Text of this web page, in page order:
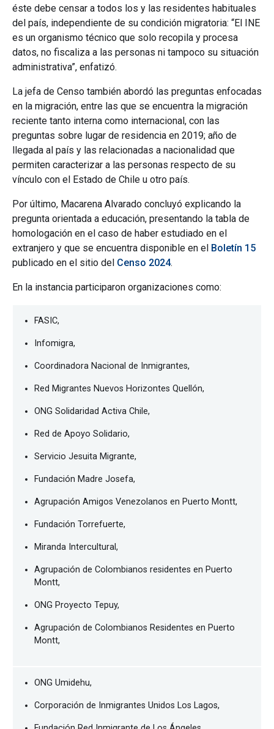
éste debe censar a todos los y las residentes habituales
del país, independiente de su condición migratoria: “El INE
es un organismo técnico que solo recopila y procesa
datos, no fiscaliza a las personas ni tampoco su situación
administrativa”, enfatizó.
La jefa de Censo también abordó las preguntas enfocadas
en la migración, entre las que se encuentra la migración
reciente tanto interna como internacional, con las
preguntas sobre lugar de residencia en 2019; año de
llegada al país y las relacionadas a nacionalidad que
permiten caracterizar a las personas respecto de su
vínculo con el Estado de Chile u otro país.
Por último, Macarena Alvarado concluyó explicando la
pregunta orientada a educación, presentando la tabla de
homologación en el caso de haber estudiado en el
extranjero y que se encuentra disponible en el Boletín 15
publicado en el sitio del Censo 2024.
En la instancia participaron organizaciones como:
FASIC,
Infomigra,
Coordinadora Nacional de Inmigrantes,
Red Migrantes Nuevos Horizontes Quellón,
ONG Solidaridad Activa Chile,
Red de Apoyo Solidario,
Servicio Jesuita Migrante,
Fundación Madre Josefa,
Agrupación Amigos Venezolanos en Puerto Montt,
Fundación Torrefuerte,
Miranda Intercultural,
Agrupación de Colombianos residentes en Puerto
Montt,
ONG Proyecto Tepuy,
Agrupación de Colombianos Residentes en Puerto
Montt,
ONG Umidehu,
Corporación de Inmigrantes Unidos Los Lagos,